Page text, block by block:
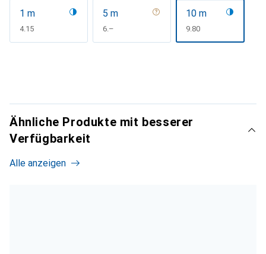
1 m
CHF
4.15
5 m
CHF
6.–
10 m
CHF
9.80
Ähnliche Produkte mit besserer
Verfügbarkeit
Alle anzeigen